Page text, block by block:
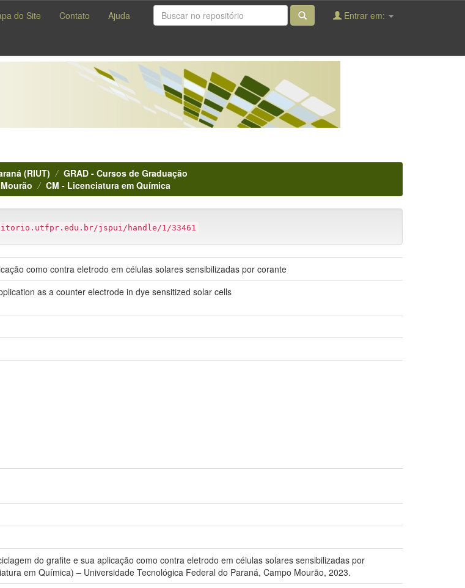
do Site Contato Ajuda Entrar em:
(RIUT)
GRAD - Cursos de Graduação
CM - Licenciatura em Química
jspui/handle/1/33461
como contra eletrodo em células solares sensibilizadas por corante
as a counter electrode in dye sensitized solar cells
do grafite e sua aplicação como contra eletrodo em células solares sensibilizadas por
em Química) – Universidade Tecnológica Federal do Paraná, Campo Mourão, 2023.